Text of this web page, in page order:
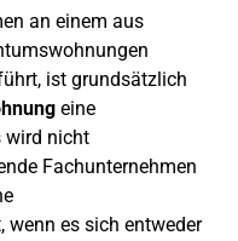
an einem aus
ist grundsätzlich
eine
wird nicht
Fachunternehmen
wenn es sich entweder